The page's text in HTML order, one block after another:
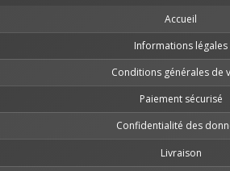
Accueil
Informations légales
Conditions générales de
Paiement sécurisé
Confidentialité des
Livraison